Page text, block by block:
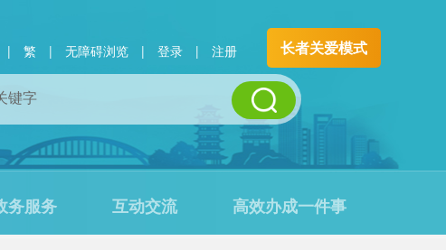
| 繁 | 无障碍浏览 | 登录 | 注册 长者关爱模式
务服务 互动交流 高效办成一件事